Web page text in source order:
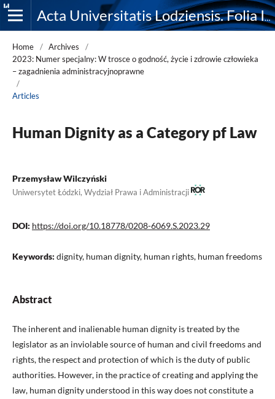
Acta Universitatis Lodziensis. Folia Iuridica
Home / Archives
/
2023: Numer specjalny: W trosce o godność, życie i zdrowie człowieka
– zagadnienia administracyjnoprawne
/
Articles
Human Dignity as a Category pf Law
Przemysław Wilczyński
Uniwersytet Łódzki, Wydział Prawa i Administracji
DOI: https://doi.org/10.18778/0208-6069.S.2023.29
Keywords: dignity, human dignity, human rights, human freedoms
Abstract
The inherent and inalienable human dignity is treated by the
legislator as an inviolable source of human and civil freedoms and
rights, the respect and protection of which is the duty of public
authorities. However, in the practice of creating and applying the
law, human dignity understood in this way does not constitute a